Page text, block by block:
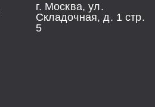
г. Москва, ул.
Складочная, д. 1 стр.
5